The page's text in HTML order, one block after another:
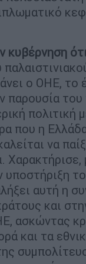
κυβέρνηση
ο ΟΗΕ,
παρουσία
πολιτική
που η
να
υποστήριξη
αυτή η
και
ασκώντας
και τα